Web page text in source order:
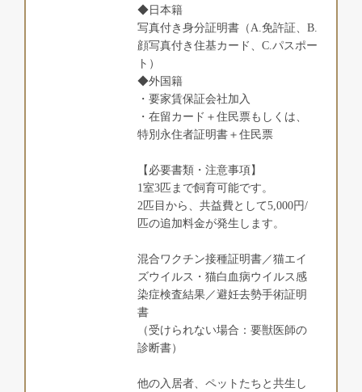
◆日本籍
写真付き身分証明書（A.免許証、B.
顔写真付き住基カード、C.パスポー
ト）
◆外国籍
・要家賃保証会社加入
・在留カード＋住民票もしくは、
特別永住者証明書＋住民票
【必要書類・注意事項】
1室3匹まで飼育可能です。
2匹目から、共益費として5,000円/
匹の追加料金が発生します。
混合ワクチン接種証明書／猫エイ
ズウイルス・猫白血病ウイルス感
染症検査結果／避妊去勢手術証明
書
（受けられない場合：要獣医師の
診断書）
他の入居者、ペットたちと共生し